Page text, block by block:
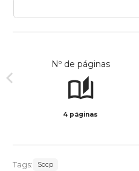
Nº de páginas
4 páginas
Tags: Sccp